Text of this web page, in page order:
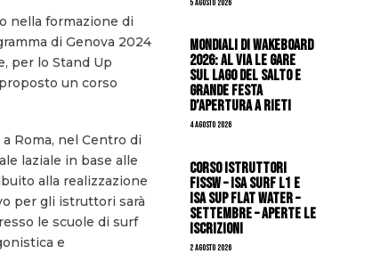
nella formazione di
di Genova 2024
per lo Stand Up
un corso
Roma, nel Centro di
laziale in base alle
alla realizzazione
per gli istruttori sarà
le scuole di surf
e
5 Agosto 2026
Mondiali di Wakeboard
2026: al via le gare
sul Lago del Salto e
grande festa
d’apertura a Rieti
4 Agosto 2026
CORSO ISTRUTTORI
FISSW – ISA SURF L1 e
ISA SUP Flat Water –
SETTEMBRE – APERTE LE
ISCRIZIONI
2 Agosto 2026